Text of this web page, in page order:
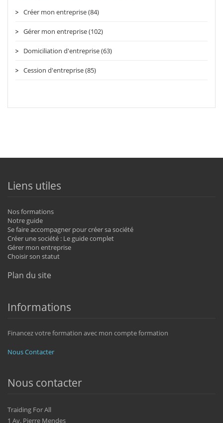
Créer mon entreprise (84)
Gérer mon entreprise (102)
Domiciliation d'entreprise (63)
Cession d'entreprise (85)
Liens utiles
Nos formations
Notre guide
Se faire accompagner pour créer sa société
Créer une société : Le guide complet
Gérer mon entreprise
Choisir son statut
Plan du site
Informations
Financez votre formation avec mon compte formation
Nous Contacter
Nous contacter
Traiding For All
1 Av. Pierre Mendes